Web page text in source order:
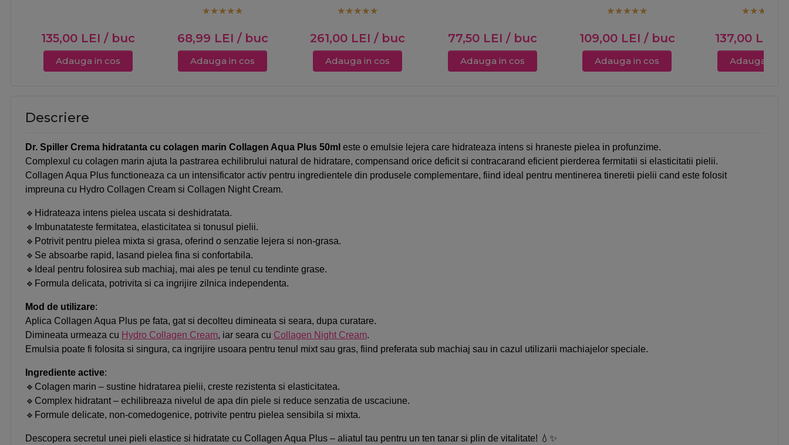
135,00 LEI / buc
Adauga in cos
68,99 LEI / buc
Adauga in cos
Regenerant Collagen
261,00 LEI / buc
Adauga in cos
77,50 LEI / buc
Adauga in cos
109,00 LEI / buc
Adauga in cos
137,00 LEI
Adauga in
Descriere
Dr. Spiller Crema hidratanta cu colagen marin Collagen Aqua Plus 50ml este o emulsie lejera care hidrateaza intens si hraneste pielea in profunzime.
Complexul cu colagen marin ajuta la pastrarea echilibrului natural de hidratare, compensand orice deficit si contracarand eficient pierderea fermitatii si elasticitatii pielii.
Collagen Aqua Plus functioneaza ca un intensificator activ pentru ingredientele din produsele complementare, fiind ideal pentru mentinerea tineretii pielii cand este folosit
impreuna cu Hydro Collagen Cream si Collagen Night Cream.
🔹Hidrateaza intens pielea uscata si deshidratata.
🔹Imbunatateste fermitatea, elasticitatea si tonusul pielii.
🔹Potrivit pentru pielea mixta si grasa, oferind o senzatie lejera si non-grasa.
🔹Se absoarbe rapid, lasand pielea fina si confortabila.
🔹Ideal pentru folosirea sub machiaj, mai ales pe tenul cu tendinte grase.
🔹Formula delicata, potrivita si ca ingrijire zilnica independenta.
Mod de utilizare:
Aplica Collagen Aqua Plus pe fata, gat si decolteu dimineata si seara, dupa curatare.
Dimineata urmeaza cu Hydro Collagen Cream, iar seara cu Collagen Night Cream.
Emulsia poate fi folosita si singura, ca ingrijire usoara pentru tenul mixt sau gras, fiind preferata sub machiaj sau in cazul utilizarii machiajelor speciale.
Ingrediente active:
🔹Colagen marin – sustine hidratarea pielii, creste rezistenta si elasticitatea.
🔹Complex hidratant – echilibreaza nivelul de apa din piele si reduce senzatia de uscaciune.
🔹Formule delicate, non-comedogenice, potrivite pentru pielea sensibila si mixta.
Descopera secretul unei pieli elastice si hidratate cu Collagen Aqua Plus – aliatul tau pentru un ten tanar si plin de vitalitate! 💧✨